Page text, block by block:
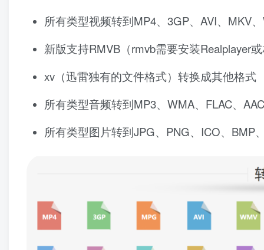
所有类型视频转到MP4、3GP、AVI、MKV
新版支持RMVB（rmvb需要安装Realplayer
xv（迅雷独有的文件格式）转换成其他格式
所有类型音频转到MP3、WMA、FLAC、
所有类型图片转到JPG、PNG、ICO、BMP